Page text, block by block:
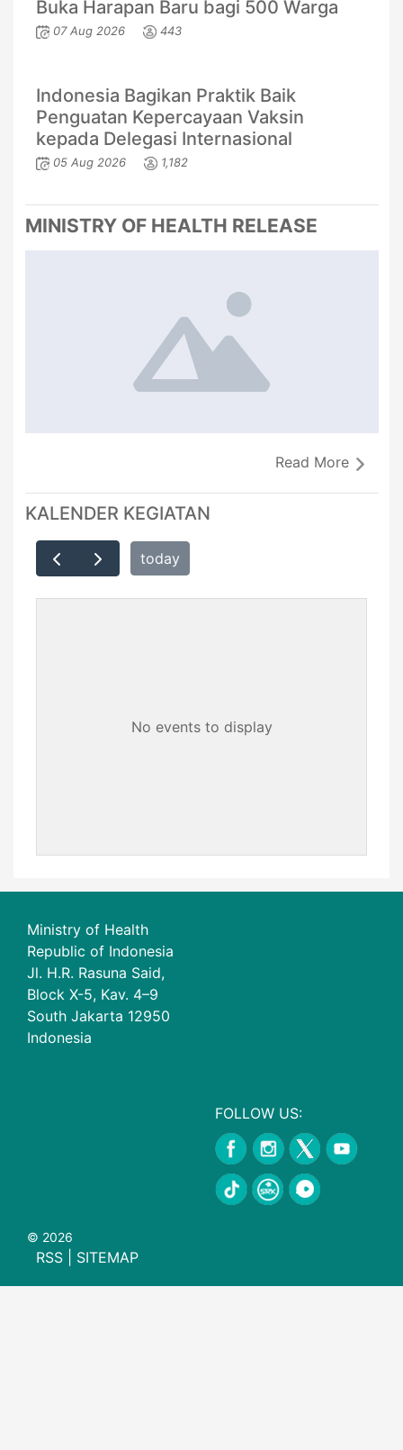
Buka Harapan Baru bagi 500 Warga
07 Aug 2026 443
Indonesia Bagikan Praktik Baik
Penguatan Kepercayaan Vaksin
kepada Delegasi Internasional
05 Aug 2026 1,182
MINISTRY OF HEALTH RELEASE
Read More
KALENDER KEGIATAN
today
No events to display
Ministry of Health
Republic of Indonesia
Jl. H.R. Rasuna Said,
Block X-5, Kav. 4–9
South Jakarta 12950
Indonesia
FOLLOW US:
© 2026
RSS SITEMAP